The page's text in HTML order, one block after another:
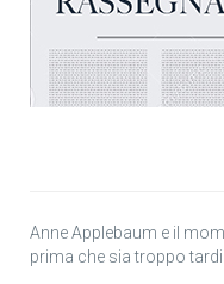
Anne Applebaum e il
prima che sia troppo tardi